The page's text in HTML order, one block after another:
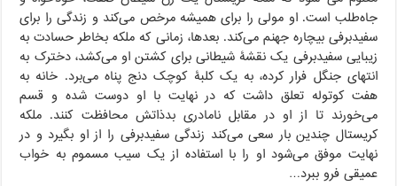
جاه‌طلب است. او مولی را برای همیشه مرخص می‌کند و زندگی را برای
سفیدبرفی بیچاره جهنم می‌کند. بعدها، زمانی که ملکه بخاطر حسادت به
زیبایی سفیدبرفی یک نقشۀ شیطانی برای کشتن او می‌کشد، دخترک به
انتهای جنگل فرار کرده، به یک کلبۀ کوچک دنج پناه می‌برد. خانه به
هفت کوتوله تعلق داشت که در نهایت با او دوست شده و قسم
می‌خورند تا از او در مقابل نامادری بدذاتش محافظت کنند. ملکه
کریستال چندین بار سعی می‌کند زندگی سفیدبرفی را از او بگیرد و در
نهایت موفق می‌شود او را با استفاده از یک سیب مسموم به خواب
عمیقی فرو ببرد…